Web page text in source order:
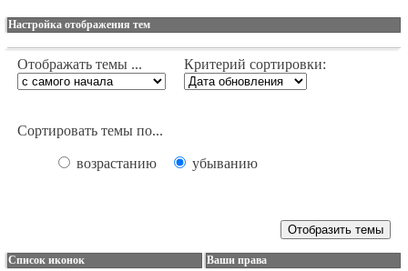
Настройка отображения тем
Отображать темы ... Критерий сортировки:
Сортировать темы по...
возрастанию убыванию
Список иконок Ваши права